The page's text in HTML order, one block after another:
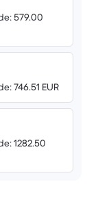
579.00
746.51 EUR
1282.50